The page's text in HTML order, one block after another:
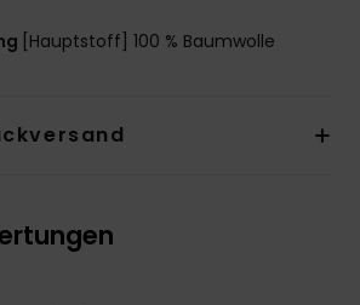
[Hauptstoff] 100 % Baumwolle